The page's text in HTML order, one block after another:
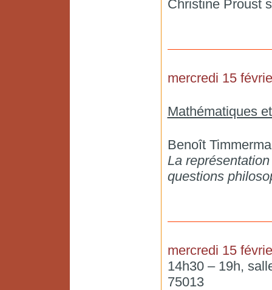
Christine Proust
mercredi 15
Mathématiques
Benoît
La
questions
mercredi 15
14h30 – 19h,
75013